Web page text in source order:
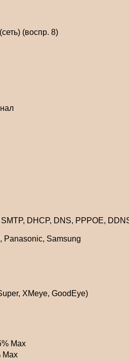
(воспр. 8)
DHCP, DNS, PPPOE,
Panasonic, Samsung
XMeye, GoodEye)
Max
Max